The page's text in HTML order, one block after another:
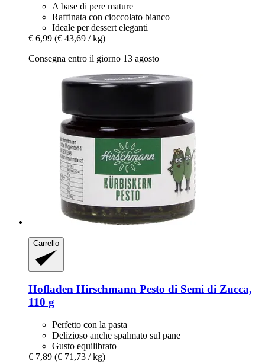
A base di pere mature
Raffinata con cioccolato bianco
Ideale per dessert eleganti
€ 6,99 (€ 43,69 / kg)
Consegna entro il giorno 13 agosto
Carrello
Hofladen Hirschmann Pesto di Semi di Zucca,
110 g
Perfetto con la pasta
Delizioso anche spalmato sul pane
Gusto equilibrato
€ 7,89 (€ 71,73 / kg)